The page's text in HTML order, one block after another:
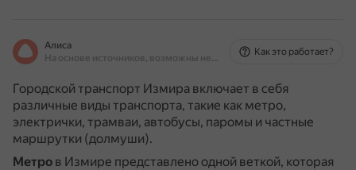
Алиса
На основе источников, возможны неточности
Как это работает?
Городской транспорт Измира включает в себя
различные виды транспорта, такие как метро,
электрички, трамваи, автобусы, паромы и частные
маршрутки (долмуши).
Метро в Измире представлено одной веткой, которая